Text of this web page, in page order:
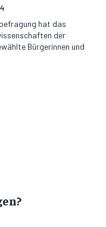
hat das
der
Bürgerinnen und